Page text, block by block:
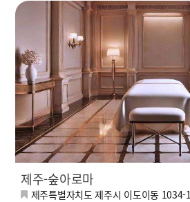
제주-숲아로마
제주특별자치도 제주시 이도이동 1034-1